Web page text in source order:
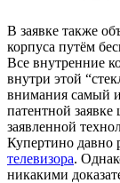
В заявке также
корпуса путём
Все внутренние
внутри этой
внимания самый
патентной заявке
заявленной
Купертино давно
телевизора.
никакими